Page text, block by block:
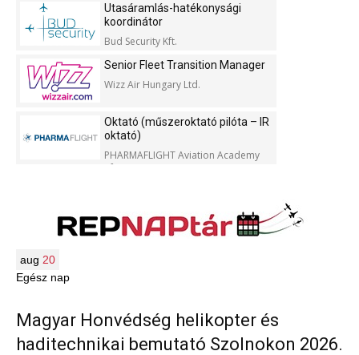
Utasáramlás-hatékonysági
koordinátor
Bud Security Kft.
Senior Fleet Transition Manager
Wizz Air Hungary Ltd.
Oktató (műszeroktató pilóta – IR
oktató)
PHARMAFLIGHT Aviation Academy
Kft.
aug 20
Egész nap
Magyar Honvédség helikopter és
haditechnikai bemutató Szolnokon 2026.